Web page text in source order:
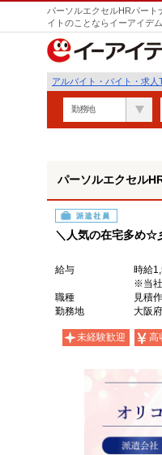
パーソルエクセルHRパー
イトのことならイーアイデム
アルバイト・バイト・求人
勤務地
パーソルエクセル
派遣社員
＼人気の在宅多め☆
給与
時給
※当社
職種
見積
勤務地
大阪
未経験歓迎 高